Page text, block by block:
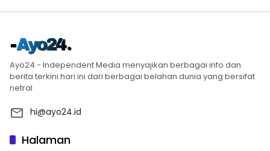
Ayo24 - Independent Media menyajikan berbagai info dan
berita terkini hari ini dari berbagai belahan dunia yang bersifat
netral
hi@ayo24.id
Halaman